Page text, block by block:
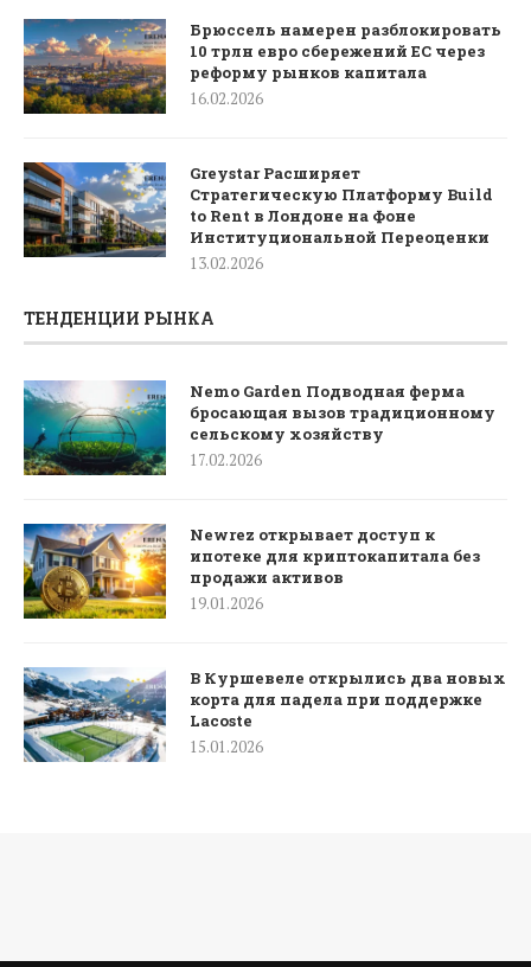
Брюссель намерен разблокировать
10 трлн евро сбережений ЕС через
реформу рынков капитала
16.02.2026
Greystar Расширяет
Стратегическую Платформу Build
to Rent в Лондоне на Фоне
Институциональной Переоценки
13.02.2026
ТЕНДЕНЦИИ РЫНКА
Nemo Garden Подводная ферма
бросающая вызов традиционному
сельскому хозяйству
17.02.2026
Newrez открывает доступ к
ипотеке для криптокапитала без
продажи активов
19.01.2026
В Куршевеле открылись два новых
корта для падела при поддержке
Lacoste
15.01.2026